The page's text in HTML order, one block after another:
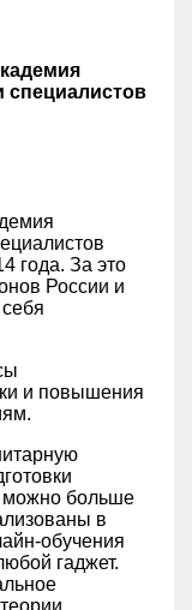
специалистов
года. За это
России и
и повышения
можно больше
в
обучения
гаджет.